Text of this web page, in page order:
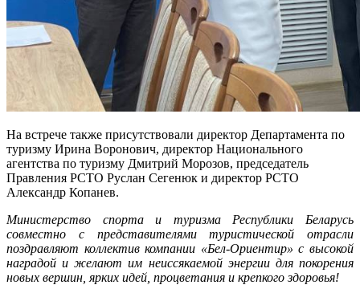
На встрече также присутствовали директор Департамента по
туризму Ирина Воронович, директор Национального
агентства по туризму Дмитрий Морозов, председатель
Правления РСТО Руслан Сегенюк и директор РСТО
Александр Копанев.
Министерство спорта и туризма Республики Беларусь
совместно с представителями туристической отрасли
поздравляют коллектив компании «Бел-Ориентир» с высокой
наградой и желают им неиссякаемой энергии для покорения
новых вершин, ярких идей, процветания и крепкого здоровья!